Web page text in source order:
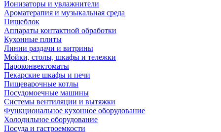
Ионизаторы и увлажнители
Ароматерапия и музыкальная среда
Пищеблок
Аппараты контактной обработки
Кухонные плиты
Линии раздачи и витрины
Мойки, столы, шкафы и тележки
Пароконвектоматы
Пекарские шкафы и печи
Пищеварочные котлы
Посудомоечные машины
Системы вентиляции и вытяжки
Функциональное кухонное оборудование
Холодильное оборудование
Посуда и гастроемкости